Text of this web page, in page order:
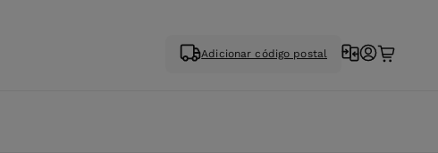
Adicionar código postal